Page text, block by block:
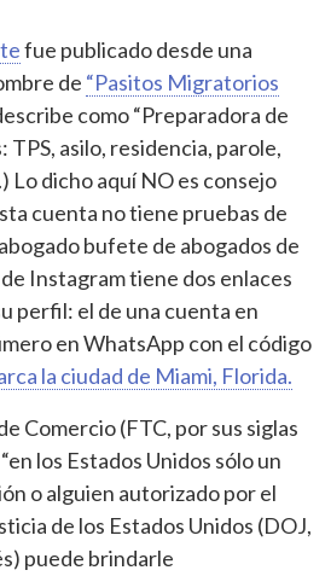
fue publicado desde una
de “Pasitos Migratorios
como “Preparadora de
asilo, residencia, parole,
Lo dicho aquí NO es consejo
cuenta no tiene pruebas de
bufete de abogados de
Instagram tiene dos enlaces
perfil: el de una cuenta en
en WhatsApp con el código
la ciudad de Miami, Florida.
Comercio (FTC, por sus siglas
los Estados Unidos sólo un
o alguien autorizado por el
de los Estados Unidos (DOJ,
puede brindarle